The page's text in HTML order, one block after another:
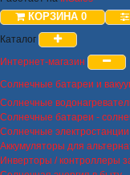
КОРЗИНА 0
Каталог
Интернет-магазин
Солнечные батареи и
Солнечные
Солнечные батареи -
Солнечные
Аккумуляторы для
Инверторы / контроллеры